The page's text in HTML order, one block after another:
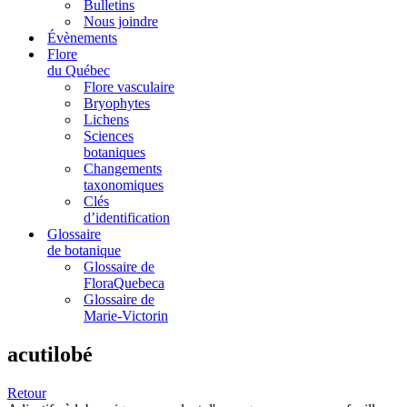
Bulletins
Nous joindre
Évènements
Flore
du Québec
Flore vasculaire
Bryophytes
Lichens
Sciences
botaniques
Changements
taxonomiques
Clés
d’identification
Glossaire
de botanique
Glossaire de
FloraQuebeca
Glossaire de
Marie-Victorin
acutilobé
Retour